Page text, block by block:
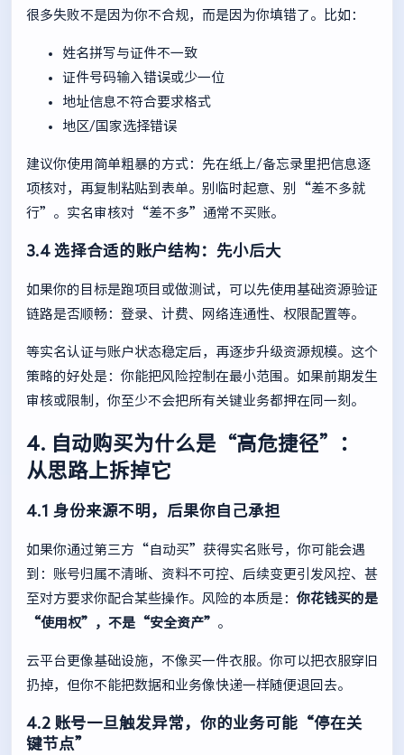
很多失败不是因为你不合规，而是因为你填错了。比如：
姓名拼写与证件不一致
证件号码输入错误或少一位
地址信息不符合要求格式
地区/国家选择错误
建议你使用简单粗暴的方式：先在纸上/备忘录里把信息逐
项核对，再复制粘贴到表单。别临时起意、别“差不多就
行”。实名审核对“差不多”通常不买账。
3.4 选择合适的账户结构：先小后大
如果你的目标是跑项目或做测试，可以先使用基础资源验证
链路是否顺畅：登录、计费、网络连通性、权限配置等。
等实名认证与账户状态稳定后，再逐步升级资源规模。这个
策略的好处是：你能把风险控制在最小范围。如果前期发生
审核或限制，你至少不会把所有关键业务都押在同一刻。
4. 自动购买为什么是“高危捷径”：
从思路上拆掉它
4.1 身份来源不明，后果你自己承担
如果你通过第三方“自动买”获得实名账号，你可能会遇
到：账号归属不清晰、资料不可控、后续变更引发风控、甚
至对方要求你配合某些操作。风险的本质是： 你花钱买的是
“使用权”，不是“安全资产” 。
云平台更像基础设施，不像买一件衣服。你可以把衣服穿旧
扔掉，但你不能把数据和业务像快递一样随便退回去。
4.2 账号一旦触发异常，你的业务可能“停在关
键节点”